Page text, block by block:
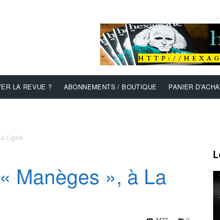
-
LA REVUE ? ABONNEMENTS / BOUTIQUE PANIER
Cigale
Manèges », à La